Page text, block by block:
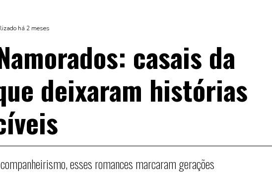
há 2 meses
casais da
deixaram histórias
esses romances marcaram gerações